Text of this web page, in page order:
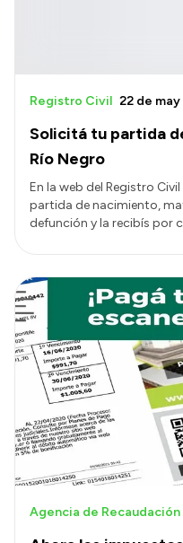
Solicitá tu partida
Río Negro
Registro Civil 22 de
En la web del Registro
partida de nacimiento,
defunción y la recibís por
Agencia de